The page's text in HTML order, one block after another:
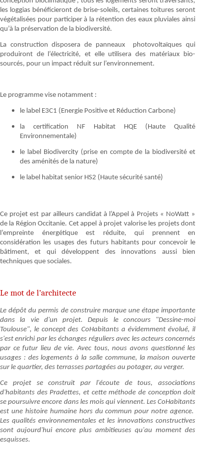
les loggias bénéficieront de brise-soleils, certaines toitures seront
végétalisées pour participer à la rétention des eaux pluviales ainsi
qu’à la préservation de la biodiversité.
La construction disposera de panneaux photovoltaïques qui
produiront de l’électricité, et elle utilisera des matériaux bio-
sourcés, pour un impact réduit sur l’environnement.
Le programme vise notamment :
le label E3C1 (Energie Positive et Réduction Carbone)
la certification NF Habitat HQE (Haute Qualité
Environnementale)
le label Biodivercity (prise en compte de la biodiversité et
des aménités de la nature)
le label habitat senior HS2 (Haute sécurité santé)
Ce projet est par ailleurs candidat à l’Appel à Projets « NoWatt »
de la Région Occitanie. Cet appel à projet valorise les projets dont
l’empreinte énergétique est réduite, qui prennent en
considération les usages des futurs habitants pour concevoir le
bâtiment, et qui développent des innovations aussi bien
techniques que sociales.
Le mot de l’architecte
Le dépôt du permis de construire marque une étape importante
dans la vie d'un projet. Depuis le concours "Dessine-moi
Toulouse", le concept des CoHabitants a évidemment évolué, il
s'est enrichi par les échanges réguliers avec les acteurs concernés
par ce futur lieu de vie. Avec tous, nous avons questionné les
usages : des logements à la salle commune, la maison ouverte
sur le quartier, des terrasses partagées au potager, au verger.
Ce projet se construit par l'écoute de tous, associations
d'habitants des Pradettes, et cette méthode de conception doit
se poursuivre encore dans les mois qui viennent. Les CoHabitants
est une histoire humaine hors du commun pour notre agence.
Les qualités environnementales et les innovations constructives
sont aujourd'hui encore plus ambitieuses qu'au moment des
esquisses.